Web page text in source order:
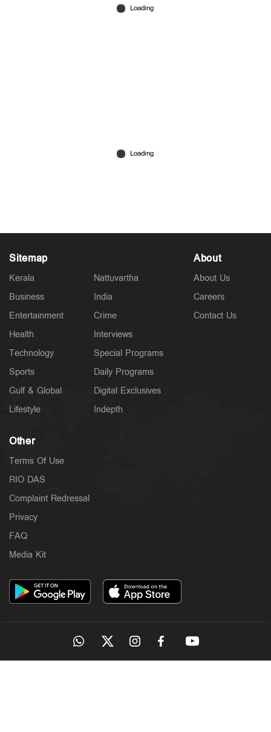
ലോകകപ്പ് മൈതാനത്ത് ‘പിങ്ക് തരംഗം’;
Sitemap
Kerala
Business
Entertainment
Health
Technology
Sports
Gulf & Global
Lifestyle
Nattuvartha
India
Crime
Interviews
Special Programs
Daily Programs
Digital Exclusives
Indepth
About
About Us
Careers
Contact Us
Other
Terms Of Use
RIO DAS
Complaint Redressal
Privacy
FAQ
Media Kit